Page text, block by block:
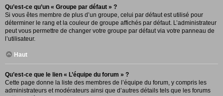
Qu’est-ce qu’un « Groupe par défaut » ?
Si vous êtes membre de plus d’un groupe, celui par défaut est utilisé pour
déterminer le rang et la couleur de groupe affichés par défaut. L’administrateur
peut vous permettre de changer votre groupe par défaut via votre panneau de
l’utilisateur.
Haut
Qu’est-ce que le lien « L’équipe du forum » ?
Cette page donne la liste des membres de l’équipe du forum, y compris les
administrateurs et modérateurs ainsi que d’autres détails tels que les forums